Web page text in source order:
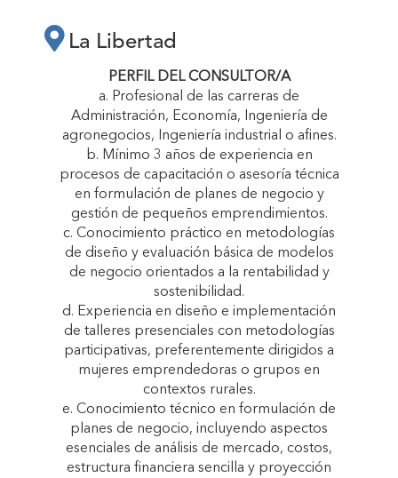
“CRECEMOS
JUNTAS”"
La Libertad
PERFIL DEL CONSULTOR/A
a. Profesional de las carreras de
Administración, Economía, Ingeniería de
agronegocios, Ingeniería industrial o afines.
b. Mínimo 3 años de experiencia en
procesos de capacitación o asesoría técnica
en formulación de planes de negocio y
gestión de pequeños emprendimientos.
c. Conocimiento práctico en metodologías
de diseño y evaluación básica de modelos
de negocio orientados a la rentabilidad y
sostenibilidad.
d. Experiencia en diseño e implementación
de talleres presenciales con metodologías
participativas, preferentemente dirigidos a
mujeres emprendedoras o grupos en
contextos rurales.
e. Conocimiento técnico en formulación de
planes de negocio, incluyendo aspectos
esenciales de análisis de mercado, costos,
estructura financiera sencilla y proyección